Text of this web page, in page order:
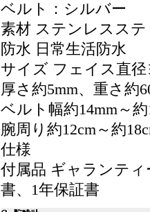
ベルト：シルバー
素材 ステンレスス
防水 日常生活防水
サイズ フェイス直
厚さ約5mm、重さ約
ベルト幅約14mm～約
腕周り約12cm～約
仕様
付属品 ギャランテ
書、1年保証書